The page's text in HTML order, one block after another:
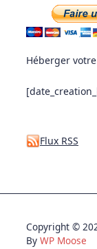
Héberger
Flux RSS
Copyright ©
By WP Moose